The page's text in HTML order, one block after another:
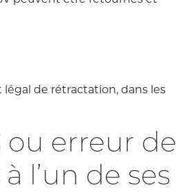
de rétractation, dans les
erreur de
l’un de ses